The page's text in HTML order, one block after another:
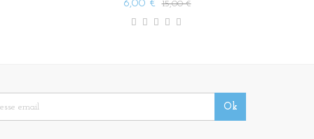
6,00 € 15,00 €